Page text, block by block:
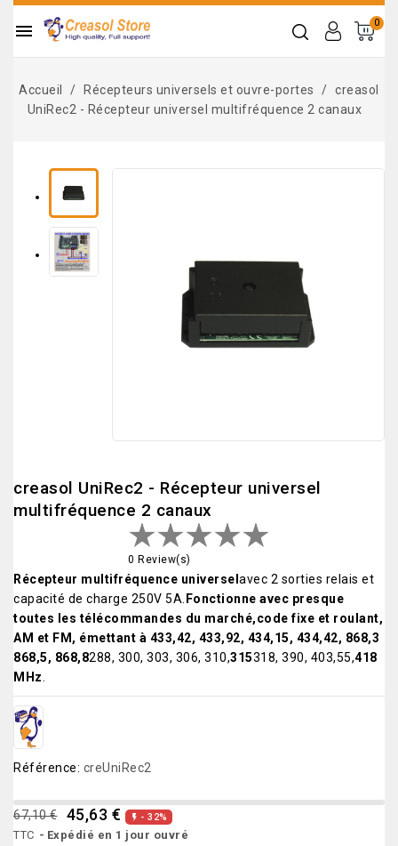
0

Accueil Récepteurs universels et ouvre-portes
creasol
UniRec2 - Récepteur universel multifréquence 2 canaux
creasol UniRec2 - Récepteur universel
multifréquence 2 canaux
0 Review(s)
Récepteur multifréquence universel avec 2 sorties relais et
capacité de charge 250V 5A. Fonctionne avec presque
toutes les télécommandes du marché,code fixe et roulant,
AM et FM, émettant à 433,42, 433,92, 434,15, 434,42, 868,3
868,5, 868,8288, 300, 303, 306, 310,315318, 390, 403,55,418
MHz.
Référence: creUniRec2
67,10 € 45,63 €  - 32%
TTC Expédié en 1 jour ouvré